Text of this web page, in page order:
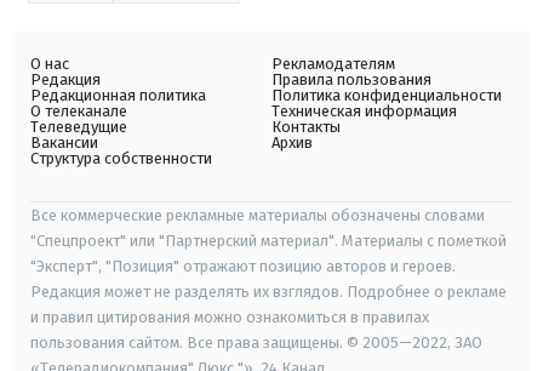
О нас
Редакция
Редакционная политика
О телеканале
Телеведущие
Вакансии
Структура собственности
Рекламодателям
Правила пользования
Политика конфиденциальности
Техническая информация
Контакты
Архив
Все коммерческие рекламные материалы обозначены словами
"Спецпроект" или "Партнерский материал". Материалы с пометкой
"Эксперт", "Позиция" отражают позицию авторов и героев.
Редакция может не разделять их взглядов. Подробнее о рекламе
и правил цитирования можно ознакомиться в правилах
пользования сайтом. Все права защищены. © 2005—2022, ЗАО